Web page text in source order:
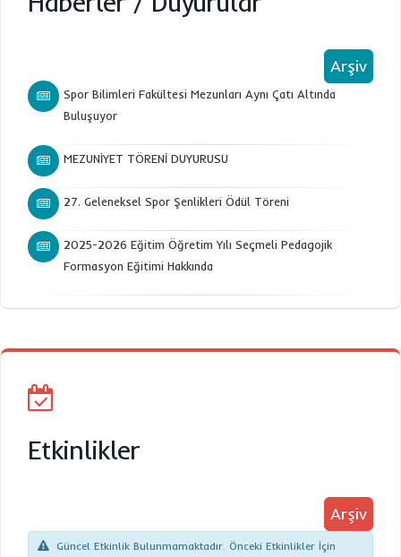
Arşiv
Spor Bilimleri Fakültesi Mezunları Aynı Çatı Altında
Buluşuyor
MEZUNİYET TÖRENİ DUYURUSU
27. Geleneksel Spor Şenlikleri Ödül Töreni
2025-2026 Eğitim Öğretim Yılı Seçmeli Pedagojik
Formasyon Eğitimi Hakkında
Etkinlikler
Arşiv
Güncel Etkinlik Bulunmamaktadır. Önceki Etkinlikler İçin